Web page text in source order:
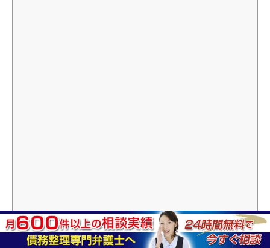
上盛岡駅(JR山田線) 直線距離0.7km /盛岡駅(JR東北新